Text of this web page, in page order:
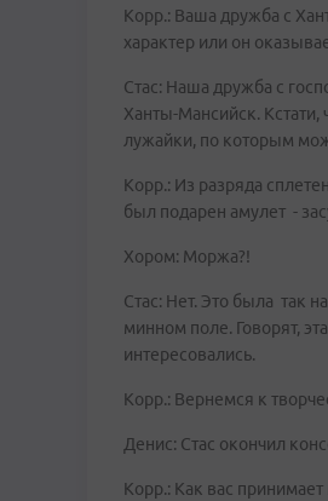
Корр.: Ваша дружба с
характер или он
Стас: Наша дружба с
Ханты-Мансийск.
лужайки, по которым
Корр.: Из разряда
был подарен амулет -
Хором: Моржа?!
Стас: Нет. Это была так
минном поле. Говорят,
интересовались.
Корр.: Вернемся к
Денис: Стас окончил
Корр.: Как вас принимает